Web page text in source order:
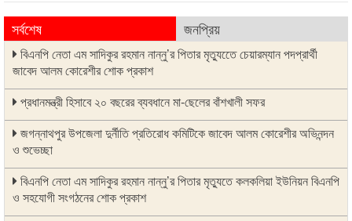
সর্বশেষ জনপ্রিয়
বিএনপি নেতা এম সাদিকুর রহমান নান্নু’র পিতার মৃত্যুতেে চেয়ারম্যান পদপ্রার্থী
জাবেদ আলম কোরেশীর শোক প্রকাশ
প্রধানমন্ত্রী হিসাবে ২০ বছরের ব্যবধানে মা-ছেলের বাঁশখালী সফর
জগন্নাথপুর উপজেলা দুর্নীতি প্রতিরোধ কমিটিকে জাবেদ আলম কোরেশীর অভিনন্দন
ও শুভেচ্ছা
বিএনপি নেতা এম সাদিকুর রহমান নান্নু’র পিতার মৃত্যুতে কলকলিয়া ইউনিয়ন বিএনপি
ও সহযোগী সংগঠনের শোক প্রকাশ